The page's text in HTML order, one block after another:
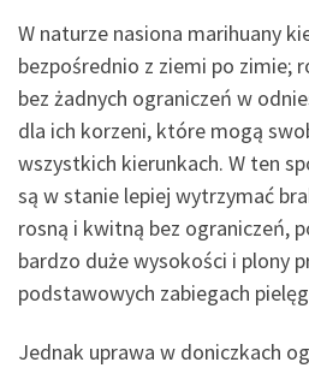
W naturze nasiona marihuany
bezpośrednio z ziemi po zimie;
bez żadnych ograniczeń w
dla ich korzeni, które mogą
wszystkich kierunkach. W ten
są w stanie lepiej wytrzymać
rosną i kwitną bez ograniczeń,
bardzo duże wysokości i plony
podstawowych zabiegach
Jednak uprawa w doniczkach